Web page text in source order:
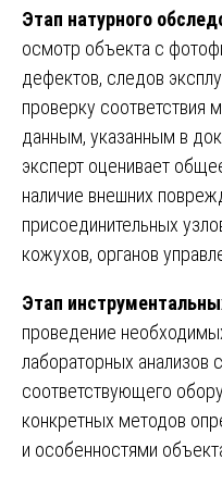
Этап натурного
осмотр объекта с
дефектов, следов
проверку соответствия
данным, указанным в
эксперт оценивает
наличие внешних
присоединительных
кожухов, органов
Этап
проведение
лабораторных анализов
соответствующего
конкретных методов
и особенностями